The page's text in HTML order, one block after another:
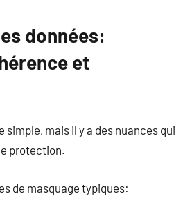
données:
et
simple, mais il y a des nuances qui
protection.
de masquage typiques: